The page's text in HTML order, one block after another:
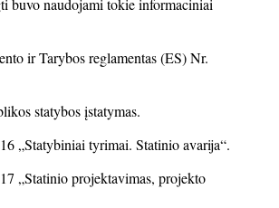
ir Tarybos reglamentas (ES) Nr.
statybos įstatymas.
„Statybiniai tyrimai. Statinio avarija“.
„Statinio projektavimas, projekto